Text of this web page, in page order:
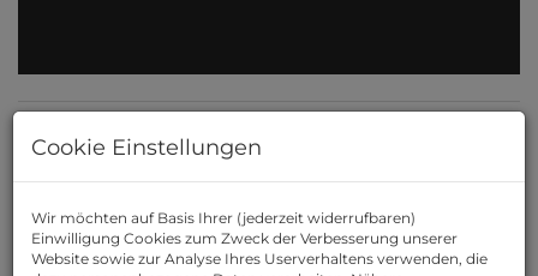
Sehen Sie sich hier die exklusive Video-
Präsentation an: https://youtu.be/Nor2uJ-
Cookie Einstellungen
Wir möchten auf Basis Ihrer (jederzeit widerrufbaren)
Einwilligung Cookies zum Zweck der Verbesserung unserer
Website sowie zur Analyse Ihres Userverhaltens verwenden, die